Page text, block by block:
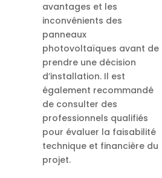
avantages et les
inconvénients des
panneaux
photovoltaïques avant de
prendre une décision
d’installation. Il est
également recommandé
de consulter des
professionnels qualifiés
pour évaluer la faisabilité
technique et financière du
projet.